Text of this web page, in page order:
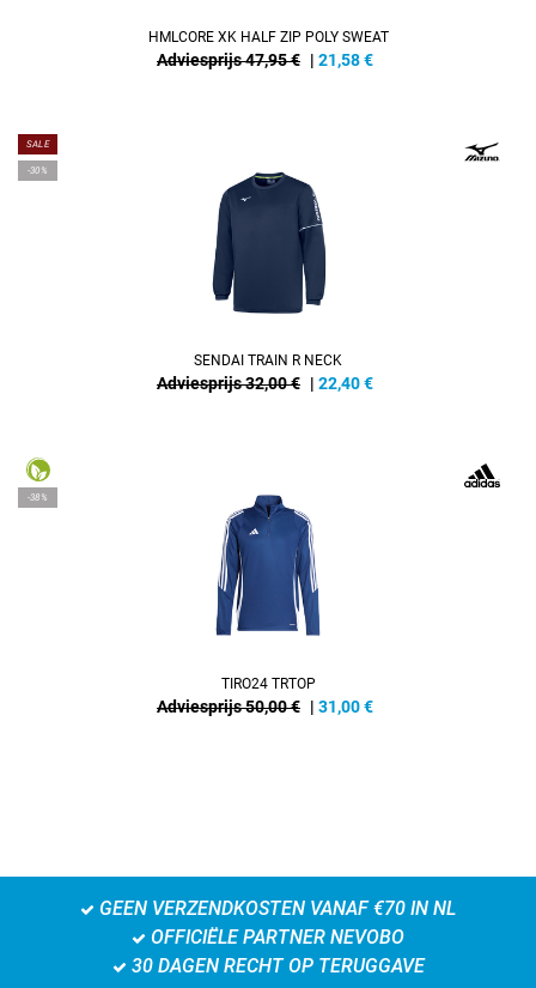
HMLCORE XK HALF ZIP POLY SWEAT
Adviesprijs 47,95 € | 21,58€
SALE
-30%
SENDAI TRAIN R NECK
Adviesprijs 32,00 € | 22,40€
-38%
TIRO24 TRTOP
Adviesprijs 50,00 € | 31,00€
GEEN VERZENDKOSTEN VANAF €70 IN NL
OFFICIËLE PARTNER NEVOBO
30 DAGEN RECHT OP TERUGGAVE